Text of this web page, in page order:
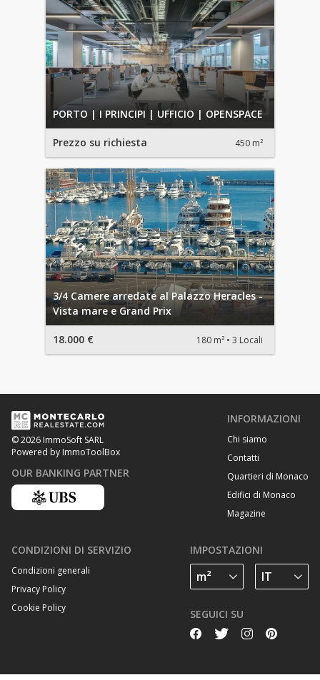
PORTO | I PRINCIPI | UFFICIO | OPENSPACE
Prezzo su richiesta 450 m²
3/4 Camere arredate al Palazzo Heracles -
Vista mare e Grand Prix
18.000 € 180 m² 3 Locali
© 2026 ImmoSoft SARL
Powered by ImmoToolBox
OUR BANKING PARTNER
INFORMAZIONI
Chi siamo
Contatti
Quartieri di Monaco
Edifici di Monaco
Magazine
CONDIZIONI DI SERVIZIO
Condizioni generali
Privacy Policy
Cookie Policy
IMPOSTAZIONI
SEGUICI SU